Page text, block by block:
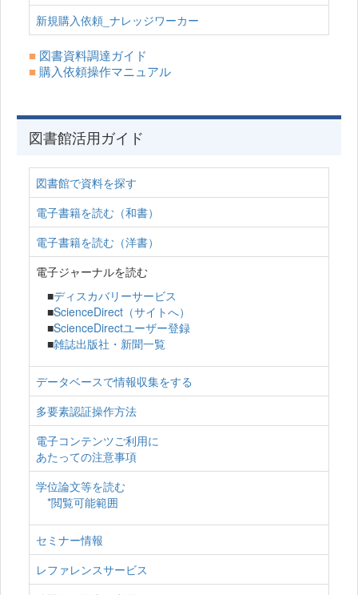
新規購入依頼_ナレッジワーカー
■ 図書資料調達ガイド
■購入依頼操作マニュアル
図書館活用ガイド
図書館で資料を探す
電子書籍を読む（和書）
電子書籍を読む（洋書）
電子ジャーナルを読む
■ディスカバリーサービス
■ScienceDirect（サイトへ）
■ScienceDirectユーザー登録
■雑誌出版社・新聞一覧
データベースで情報収集をする
多要素認証操作方法
電子コンテンツご利用に
あたっての注意事項
学位論文等を読む
*閲覧可能範囲
セミナー情報
レファレンスサービス